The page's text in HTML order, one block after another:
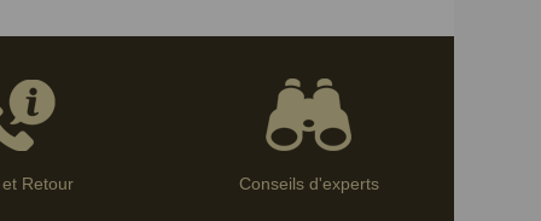
et Retour Conseils d'experts